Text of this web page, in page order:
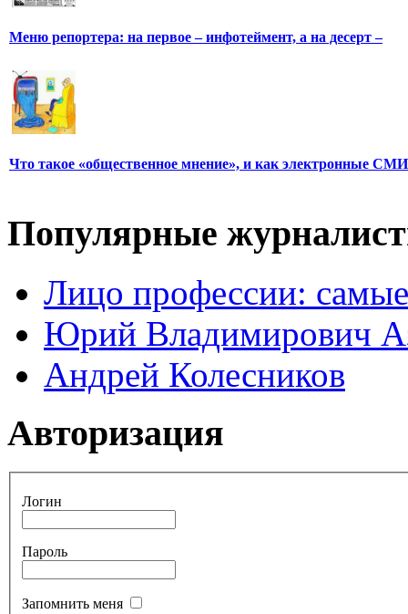
Меню репортера: на первое – инфотеймент, а на десерт –
Что такое «общественное мнение», и как электронные СМИ
Популярные
Лицо профессии:
Юрий Владимирович
Андрей Колесников
Авторизация
Логин
Пароль
Запомнить меня